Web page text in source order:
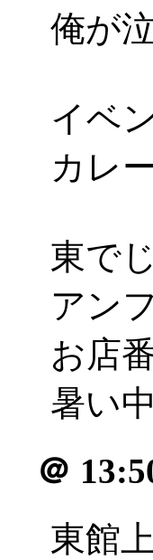
俺が
イベ
カレ
東で
アン
お店
暑い
＠
東館